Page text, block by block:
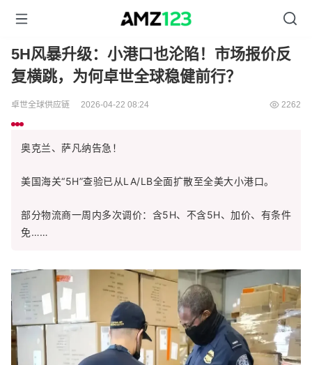
5H风暴升级：小港口也沦陷！市场报价反
复横跳，为何卓世全球稳健前行？
卓世全球供应链 2026-04-22 08:24 2262
奥克兰、萨凡纳告急！
美国海关“5H”查验已从LA/LB全面扩散至全美大小港口。
部分物流商一周内多次调价：含5H、不含5H、加价、有条件
免……